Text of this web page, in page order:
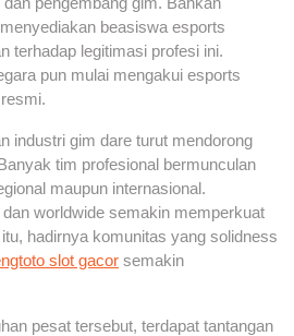
beasiswa esports
terhadap legitimasi profesi ini.
pun mulai mengakui esports
industri gim dare turut mendorong
tim profesional bermunculan
maupun internasional.
worldwide semakin memperkuat
hadirnya komunitas yang solidness
slot gacor semakin
pesat tersebut, terdapat tantangan